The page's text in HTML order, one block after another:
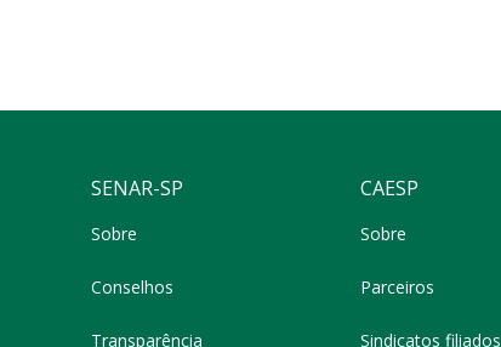
SENAR-SP
Sobre
Conselhos
Transparência
CAESP
Sobre
Parceiros
Sindicatos filiados